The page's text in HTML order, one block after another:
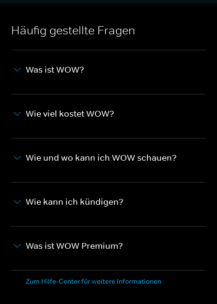
Häufig gestellte Fragen
Was ist WOW?
Wie viel kostet WOW?
Wie und wo kann ich WOW schauen?
Wie kann ich kündigen?
Was ist WOW Premium?
Zum Hilfe-Center für weitere Informationen